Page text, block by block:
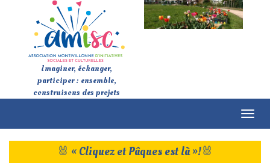
Imaginer, échanger,
participer : ensemble,
construisons des projets
🐰 « Cliquez et Pâques est là »!🐰